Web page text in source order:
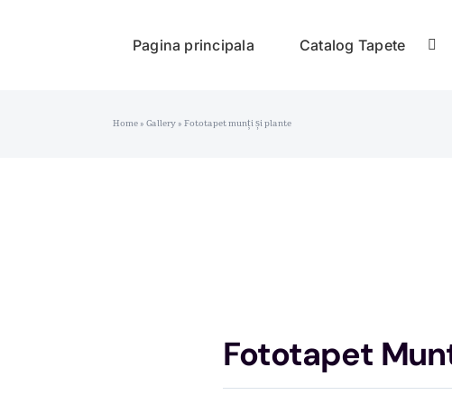
Pagina principala Catalog Tapete
Home»Gallery»Fototapet munți și plante
Fototapet